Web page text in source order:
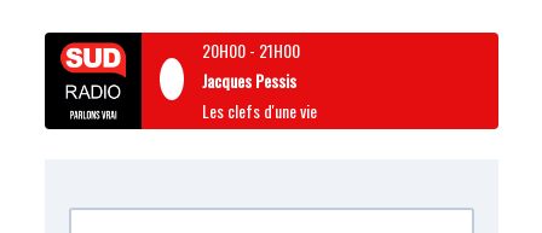
20H00- 21H00
Jacques Pessis
Les clefs d'une vie